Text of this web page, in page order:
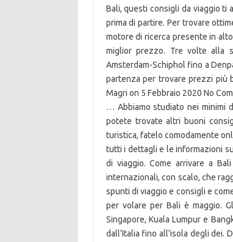
Bali, questi consigli da viaggio ti
prima di partire. Per trovare
motore di ricerca presente in
miglior prezzo. Tre volte alla
Amsterdam-Schiphol fino a
partenza per trovare prezzi più
Magri on 5 Febbraio 2020 No
… Abbiamo studiato nei minimi
potete trovate altri buoni
turistica, fatelo comodamente
tutti i dettagli e le informazioni
di viaggio. Come arrivare a
internazionali, con scalo, che
spunti di viaggio e consigli e
per volare per Bali è maggio.
Singapore, Kuala Lumpur e
dall’Italia fino all’isola degli dei.